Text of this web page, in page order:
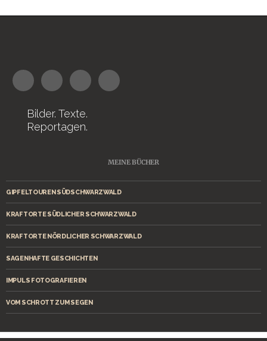
Bilder. Texte.
Reportagen.
MEINE BÜCHER
GIPFELTOUREN SÜDSCHWARZWALD
KRAFTORTE SÜDLICHER SCHWARZWALD
KRAFTORTE NÖRDLICHER SCHWARZWALD
SAGENHAFTE GESCHICHTEN
IMPULS FOTOGRAFIEREN
VOM SCHROTT ZUM SEGEN